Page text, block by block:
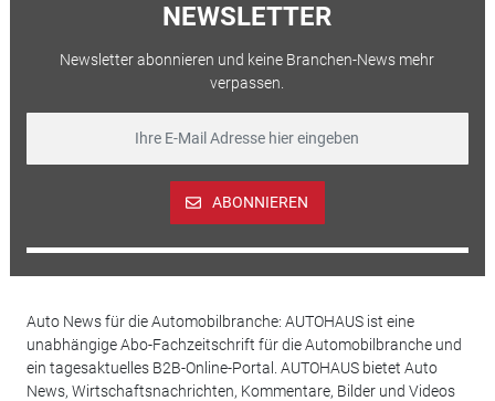
NEWSLETTER
Newsletter abonnieren und keine Branchen-News mehr
verpassen.
ABONNIEREN
Auto News für die Automobilbranche: AUTOHAUS ist eine
unabhängige Abo-Fachzeitschrift für die Automobilbranche und
ein tagesaktuelles B2B-Online-Portal. AUTOHAUS bietet Auto
News, Wirtschaftsnachrichten, Kommentare, Bilder und Videos